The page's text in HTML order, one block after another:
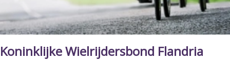
Koninklijke Wielrijdersbond Flandria